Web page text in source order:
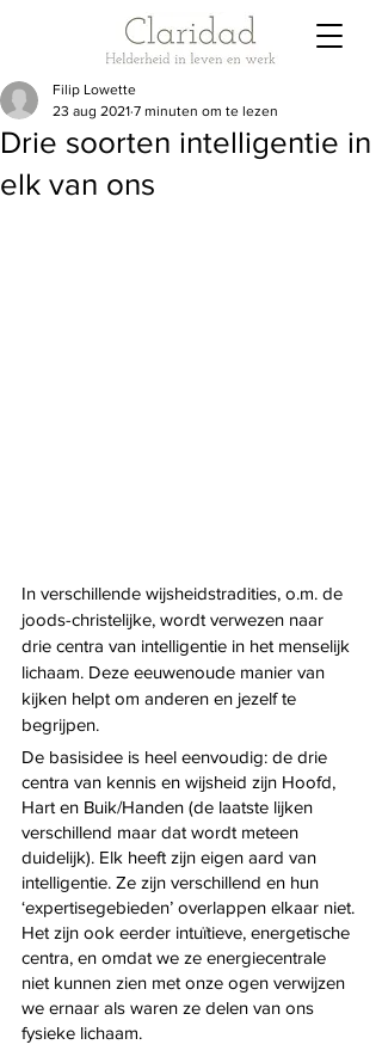
Drie soorten intelligentie in
elk van ons
Filip Lowette
23 aug 2021 7 minuten om te lezen
In verschillende wijsheidstradities, o.m. de
joods-christelijke, wordt verwezen naar
drie centra van intelligentie in het menselijk
lichaam. Deze eeuwenoude manier van
kijken helpt om anderen en jezelf te
begrijpen.
De basisidee is heel eenvoudig: de drie
centra van kennis en wijsheid zijn Hoofd,
Hart en Buik/Handen (de laatste lijken
verschillend maar dat wordt meteen
duidelijk). Elk heeft zijn eigen aard van
intelligentie. Ze zijn verschillend en hun
‘expertisegebieden’ overlappen elkaar niet.
Het zijn ook eerder intuïtieve, energetische
centra, en omdat we ze energiecentrale
niet kunnen zien met onze ogen verwijzen
we ernaar als waren ze delen van ons
fysieke lichaam.